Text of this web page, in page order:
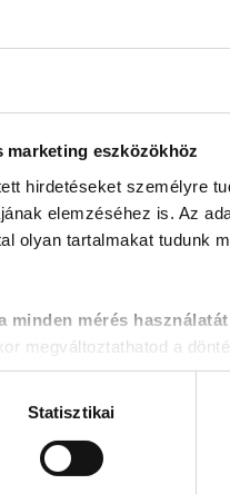
marketing eszközökhöz
hirdetéseket személyre
elemzéséhez is. Az
olyan tartalmakat tudunk
minden mérés
megváltoztathatod a
Statisztikai